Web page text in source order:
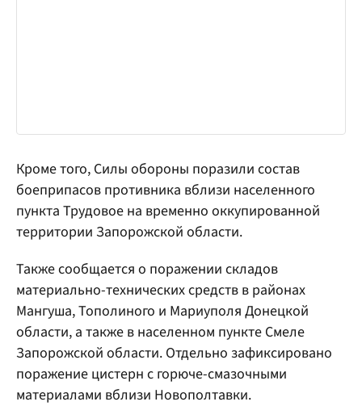
Кроме того, Силы обороны поразили состав
боеприпасов противника вблизи населенного
пункта Трудовое на временно оккупированной
территории Запорожской области.
Также сообщается о поражении складов
материально-технических средств в районах
Мангуша, Тополиного и Мариуполя Донецкой
области, а также в населенном пункте Смеле
Запорожской области. Отдельно зафиксировано
поражение цистерн с горюче-смазочными
материалами вблизи Новополтавки.